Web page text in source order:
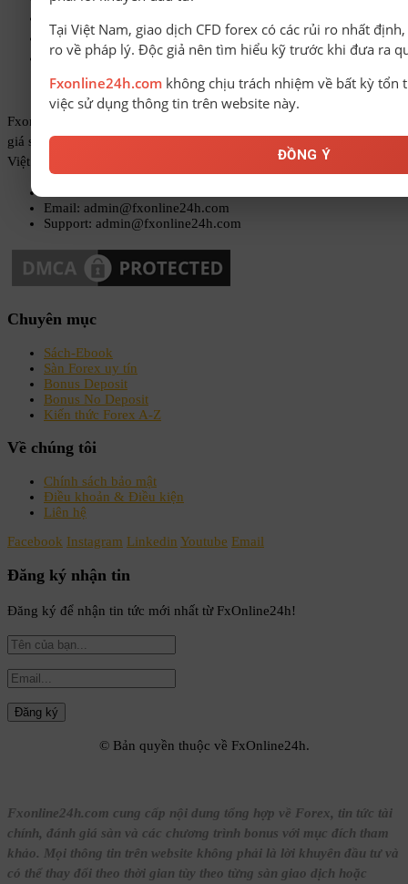
25 bang kiện ông Trump vì chính sách thuế mới
Giá vàng hôm nay 4-8 vàng miếng quay đầu tăng
Fxonline24h.com là website cung cấp tin tức, kiến thức Forex, đánh
giá sàn, bonus Forex và các công cụ hỗ trợ giao dịch, giúp trader
Việt Nam tiếp cận thông tin chính xác, minh bạch và dễ sử dụng.
Email: admin@fxonline24h.com
Support: admin@fxonline24h.com
Chuyên mục
Sách-Ebook
Sàn Forex uy tín
Bonus Deposit
Bonus No Deposit
Kiến thức Forex A-Z
Về chúng tôi
Chính sách bảo mật
Điều khoản & Điều kiện
Liên hệ
Facebook Instagram Linkedin Youtube Email
Đăng ký nhận tin
Đăng ký để nhận tin tức mới nhất từ FxOnline24h!
© Bản quyền thuộc về FxOnline24h.
Fxonline24h.com cung cấp nội dung tổng hợp về Forex, tin tức tài
chính, đánh giá sàn và các chương trình bonus với mục đích tham
khảo. Mọi thông tin trên website không phải là lời khuyên đầu tư và
có thể thay đổi theo thời gian tùy theo từng sàn giao dịch hoặc
Tại Việt Nam, giao dịch CFD forex có các rủi ro nhất
ro về pháp lý. Độc giả nên tìm hiểu kỹ trước khi đưa ra
Fxonline24h.com không chịu trách nhiệm về bất kỳ tổn
việc sử dụng thông tin trên website này.
ĐỒNG Ý